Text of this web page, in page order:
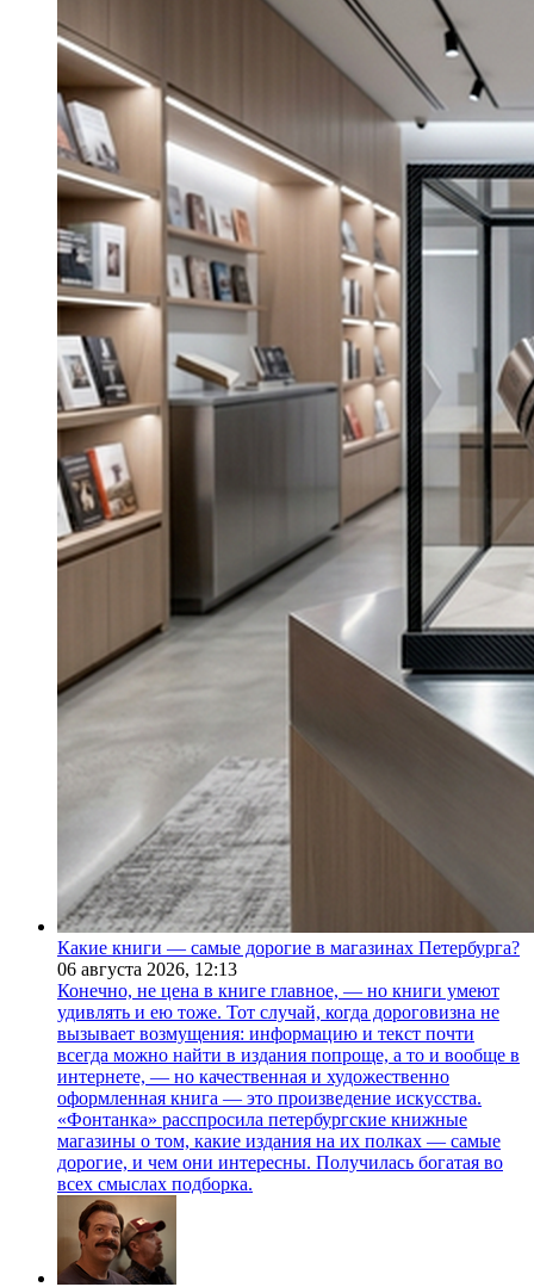
Какие книги — самые дорогие в магазинах Петербурга?
06 августа 2026, 12:13
Конечно, не цена в книге главное, — но книги умеют
удивлять и ею тоже. Тот случай, когда дороговизна не
вызывает возмущения: информацию и текст почти
всегда можно найти в издания попроще, а то и вообще в
интернете, — но качественная и художественно
оформленная книга — это произведение искусства.
«Фонтанка» расспросила петербургские книжные
магазины о том, какие издания на их полках — самые
дорогие, и чем они интересны. Получилась богатая во
всех смыслах подборка.